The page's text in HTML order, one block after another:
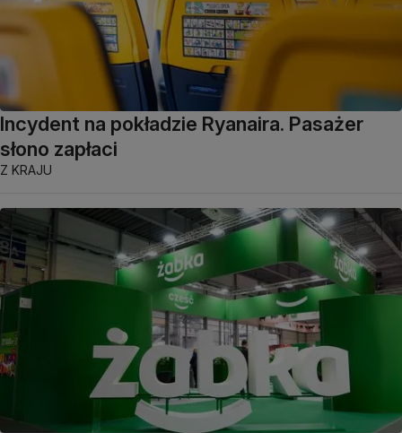
Incydent na pokładzie Ryanaira. Pasażer
słono zapłaci
Z KRAJU